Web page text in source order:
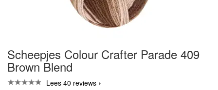
Scheepjes Colour Crafter Parade 409
Brown Blend
Lees 40 reviews